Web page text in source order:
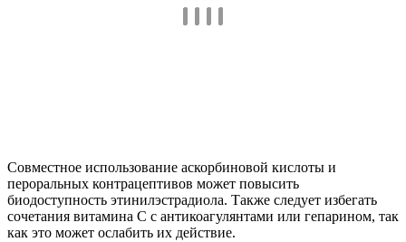
Совместное использование аскорбиновой кислоты и
пероральных контрацептивов может повысить
биодоступность этинилэстрадиола. Также следует избегать
сочетания витамина С с антикоагулянтами или гепарином, так
как это может ослабить их действие.